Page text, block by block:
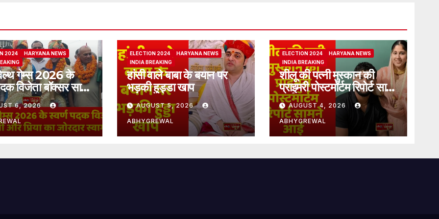
2024
HARYANA NEWS
गेम्स 2026 के
विजेता बॉक्सर साक्षी
का जोरदार स्वागत
6, 2026
ELECTION 2024
HARYANA NEWS
INDIA BREAKING
हांसी वाले बाबा के बयान पर
भड़की हुड्डा खाप
AUGUST 5, 2026
ABHYGREWAL
ELECTION 2024
HARYANA NEWS
INDIA BREAKING
शीलू की पत्नी मुस्कान की
प्राइमरी पोस्टमॉर्टम रिपोर्ट सामने
आईAUGUST 4, 2026
ABHYGREWAL